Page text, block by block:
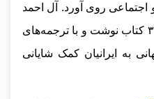
روی آورد. آل احمد
در طول زندگی خود، بیش از ۳۰ کتاب نوشت و با ترجمه‌های
به ایرانیان کمک شایانی